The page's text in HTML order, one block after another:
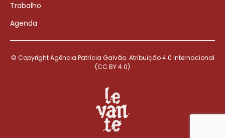
Trabalho
Agenda
© Copyright Agência Patrícia Galvão. Atribuição 4.0 Internacional
(CC BY 4.0)